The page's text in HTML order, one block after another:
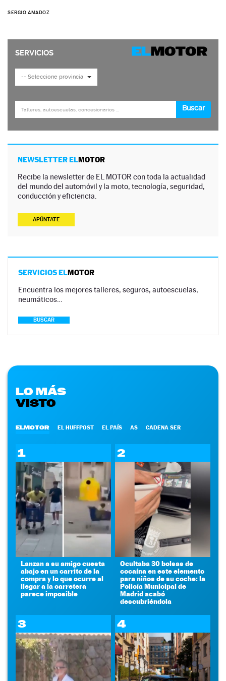
SERGIO AMADOZ
NEWSLETTER ELMOTOR
Recibe la newsletter de EL MOTOR con toda la actualidad
del mundo del automóvil y la moto, tecnología, seguridad,
conducción y eficiencia.
APÚNTATE
SERVICIOS ELMOTOR
Encuentra los mejores talleres, seguros, autoescuelas,
neumáticos…
BUSCAR
LO MÁS
VISTO
ELMOTOR EL HUFFPOST EL PAÍS AS CADENA SER
1
Lanzan a su amigo cuesta
abajo en un carrito de la
compra y lo que ocurre al
llegar a la carretera
parece imposible
2
Ocultaba 30 bolsas de
cocaína en este elemento
para niños de su coche: la
Policía Municipal de
Madrid acabó
descubriéndola
3 4